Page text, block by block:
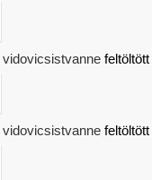
vidovicsistvanne
vidovicsistvanne